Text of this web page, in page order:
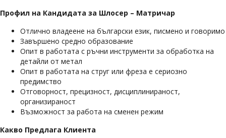
Профил на Кандидата за Шлосер – Матричар
Отлично владеене на български език, писмено и говоримо
Завършено средно образование
Опит в работата с ръчни инструменти за обработка на
детайли от метал
Опит в работата на струг или фреза е сериозно
предимство
Отговорност, прецизност, дисциплинираност,
организираност
Възможност за работа на сменен режим
Какво Предлага Клиента